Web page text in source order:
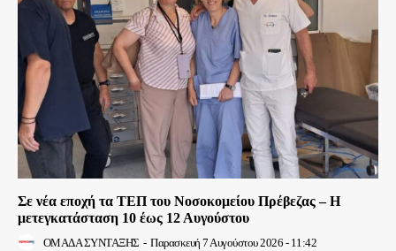
Σε νέα εποχή τα ΤΕΠ του Νοσοκομείου Πρέβεζας – Η
μετεγκατάσταση 10 έως 12 Αυγούστου
ΟΜΑΔΑ ΣΥΝΤΑΞΗΣ - Παρασκευή 7 Αυγούστου 2026 - 11:42